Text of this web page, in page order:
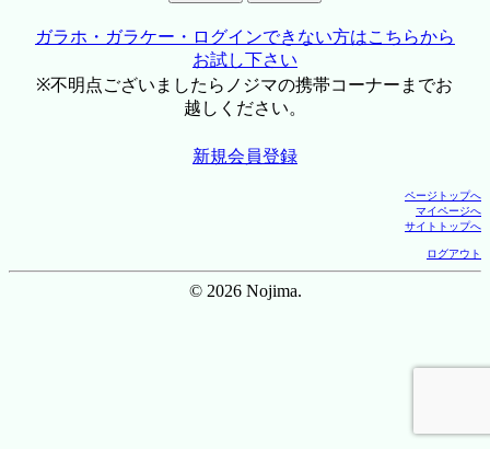
ガラホ・ガラケー・ログインできない方はこちらから
お試し下さい
※不明点ございましたらノジマの携帯コーナーまでお
越しください。
新規会員登録
ページトップへ
マイページへ
サイトトップへ
ログアウト
© 2026 Nojima.